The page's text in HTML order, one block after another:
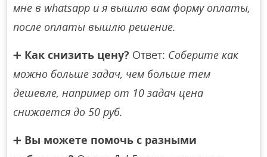
мне в whatsapp и я вышлю вам форму оплаты,
после оплаты вышлю решение.
➕ Как снизить цену? Ответ: Соберите как
можно больше задач, чем больше тем
дешевле, например от 10 задач цена
снижается до 50 руб.
➕ Вы можете помочь с разными